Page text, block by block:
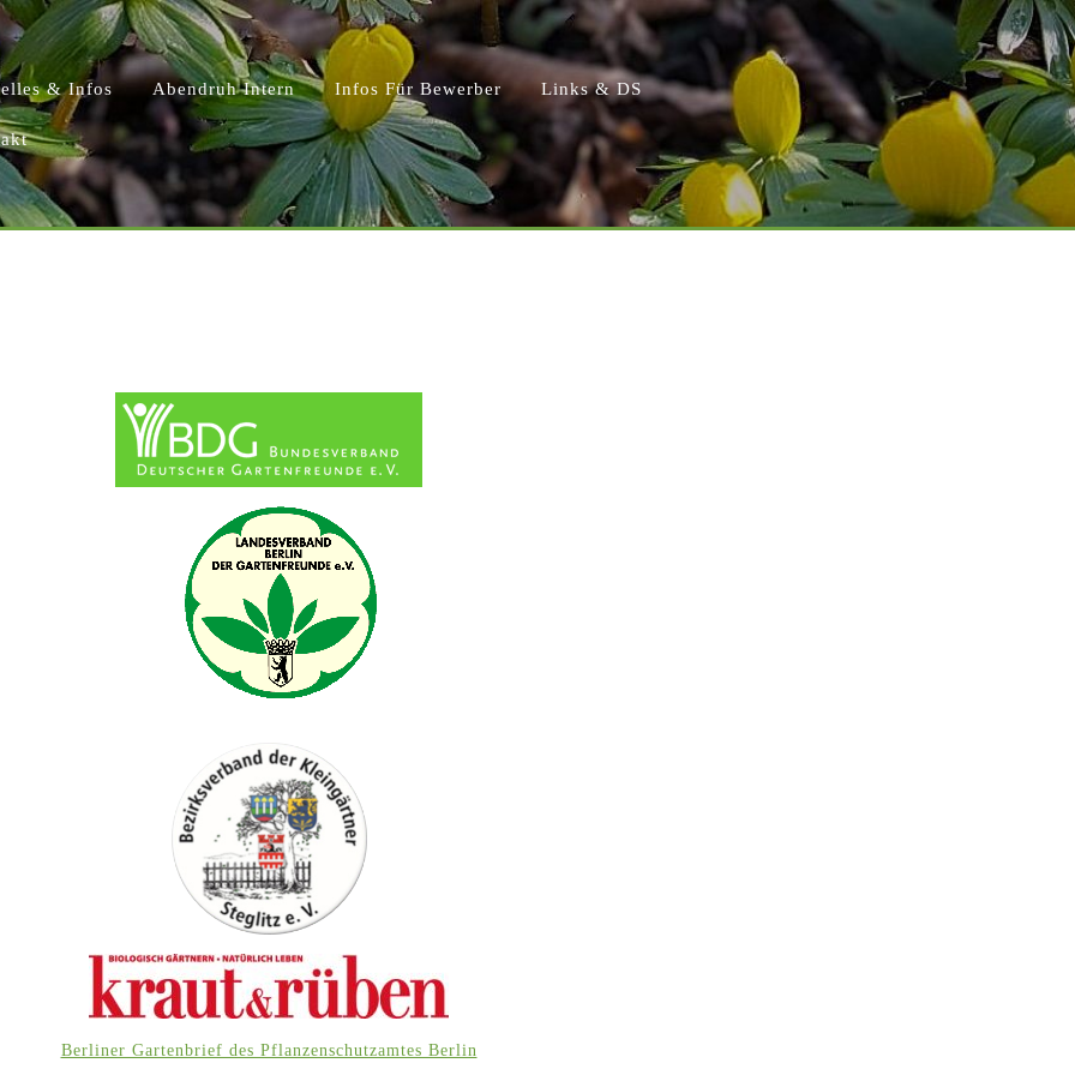
& Infos Abendruh Intern Infos Für Bewerber Links & DS
Berliner Gartenbrief des Pflanzenschutzamtes Berlin